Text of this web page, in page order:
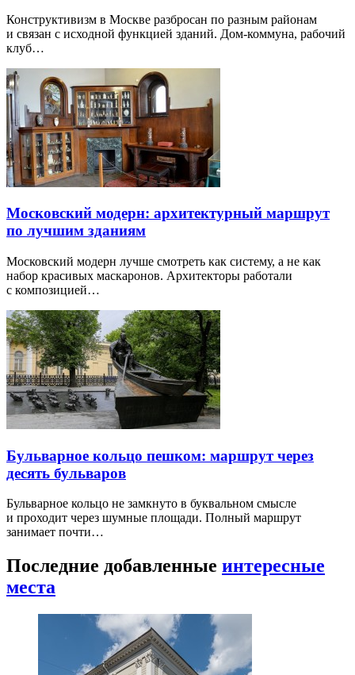
Конструктивизм в Москве разбросан по разным районам
и связан с исходной функцией зданий. Дом-коммуна, рабочий
клуб…
Московский модерн: архитектурный маршрут
по лучшим зданиям
Московский модерн лучше смотреть как систему, а не как
набор красивых маскаронов. Архитекторы работали
с композицией…
Бульварное кольцо пешком: маршрут через
десять бульваров
Бульварное кольцо не замкнуто в буквальном смысле
и проходит через шумные площади. Полный маршрут
занимает почти…
Последние добавленные интересные
места